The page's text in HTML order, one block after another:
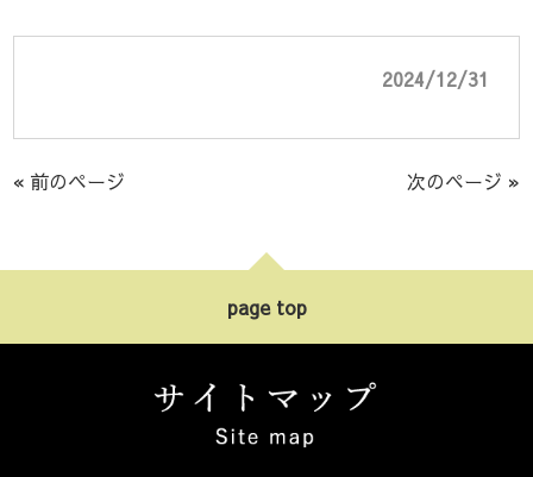
2024/12/31
« 前のページ 次のページ »
page top